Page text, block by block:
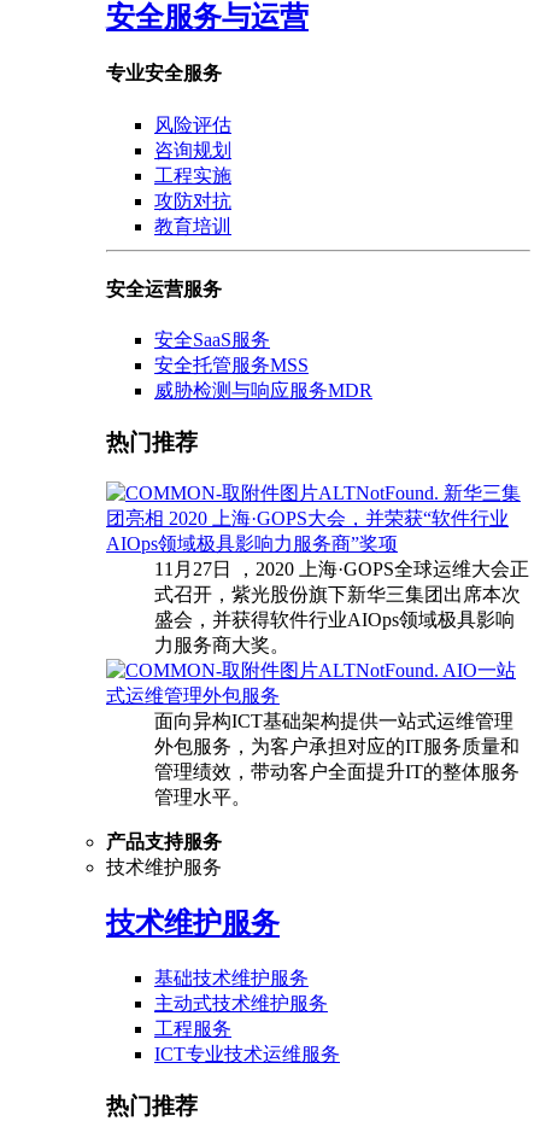
安全服务与运营
专业安全服务
风险评估
咨询规划
工程实施
攻防对抗
教育培训
安全运营服务
安全SaaS服务
安全托管服务MSS
威胁检测与响应服务MDR
热门推荐
新华三集
团亮相 2020 上海·GOPS大会，并荣获“软件行业
AIOps领域极具影响力服务商”奖项
11月27日 ，2020 上海·GOPS全球运维大会正
式召开，紫光股份旗下新华三集团出席本次
盛会，并获得软件行业AIOps领域极具影响
力服务商大奖。
AIO一站
式运维管理外包服务
面向异构ICT基础架构提供一站式运维管理
外包服务，为客户承担对应的IT服务质量和
管理绩效，带动客户全面提升IT的整体服务
管理水平。
产品支持服务
技术维护服务
技术维护服务
基础技术维护服务
主动式技术维护服务
工程服务
ICT专业技术运维服务
热门推荐